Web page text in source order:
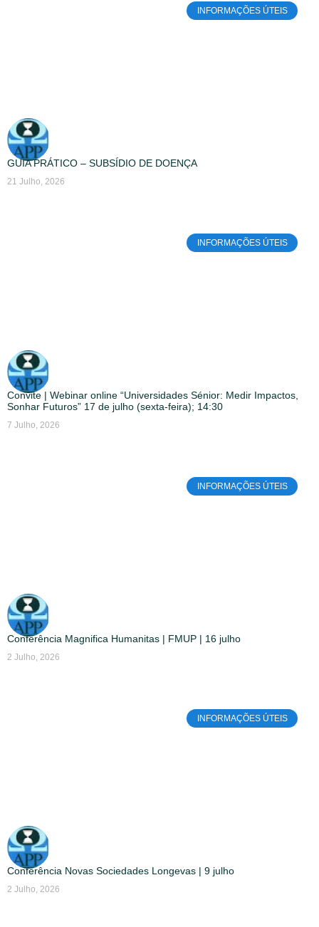
INFORMAÇÕES ÚTEIS
GUIA PRÁTICO – SUBSÍDIO DE DOENÇA
21 Julho, 2026
INFORMAÇÕES ÚTEIS
Convite | Webinar online “Universidades Sénior: Medir Impactos,
Sonhar Futuros” 17 de julho (sexta-feira); 14:30
7 Julho, 2026
INFORMAÇÕES ÚTEIS
Conferência Magnifica Humanitas | FMUP | 16 julho
2 Julho, 2026
INFORMAÇÕES ÚTEIS
Conferência Novas Sociedades Longevas | 9 julho
2 Julho, 2026